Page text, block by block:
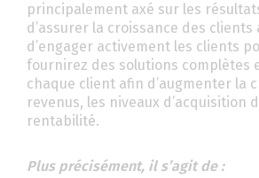
principalement axé sur les
d’assurer la croissance des clients
d’engager activement les clients
fournirez des solutions complètes
chaque client afin d’augmenter la
revenus, les niveaux d’acquisition
rentabilité.
Plus précisément, il s’agit de :